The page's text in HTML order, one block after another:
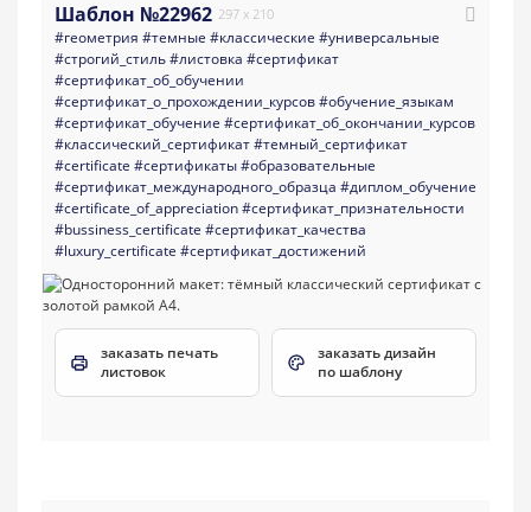
Шаблон №22962 297 x 210
#геометрия #темные #классические #универсальные
#строгий_стиль#листовка #сертификат
#сертификат_об_обучении
#сертификат_о_прохождении_курсов#обучение_языкам
#сертификат_обучение #сертификат_об_окончании_курсов
#классический_сертификат#темный_сертификат
#certificate #сертификаты#образовательные
#сертификат_международного_образца #диплом_обучение
#certificate_of_appreciation#сертификат_признательности
#bussiness_certificate #сертификат_качества
#luxury_certificate #сертификат_достижений
заказать печать
листовок
заказать дизайн
по шаблону